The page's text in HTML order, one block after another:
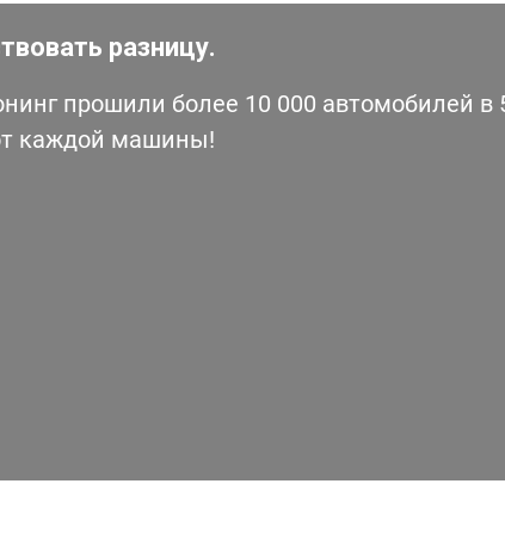
разницу.
прошили более 10 000 автомобилей в
каждой машины!